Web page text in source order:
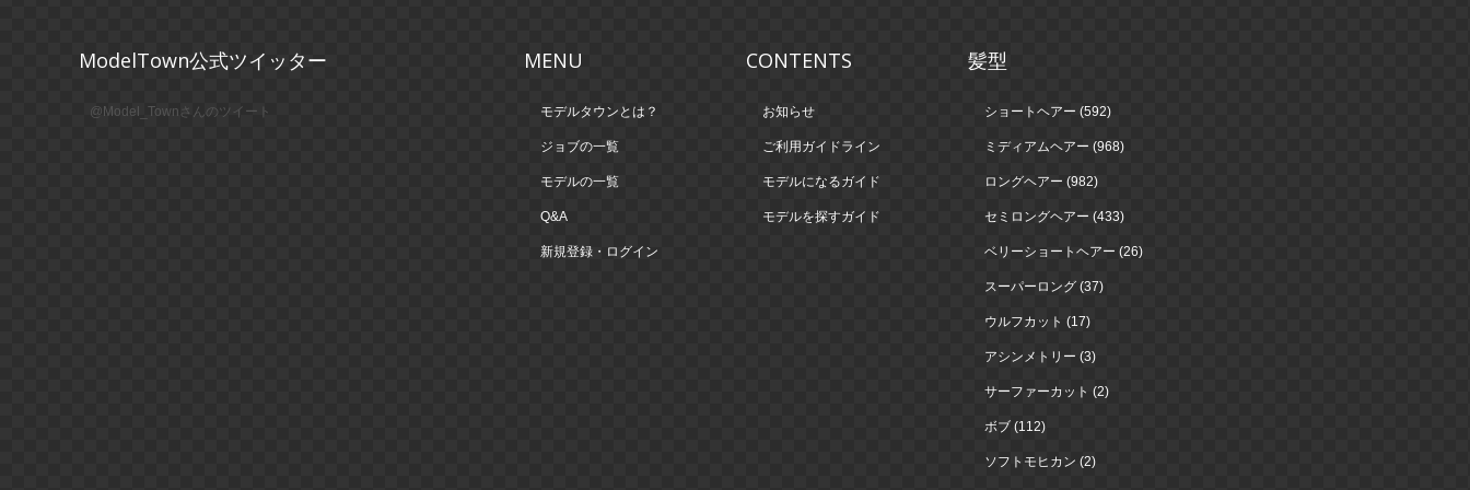
ModelTown公式ツイッター
@Model_Townさんのツイート
MENU
モデルタウンとは？
ジョブの一覧
モデルの一覧
Q&A
新規登録・ログイン
CONTENTS
お知らせ
ご利用ガイドライン
モデルになるガイド
モデルを探すガイド
髪型
ショートヘアー (592)
ミディアムヘアー (968)
ロングヘアー (982)
セミロングヘアー (433)
ベリーショートヘアー (26)
スーパーロング (37)
ウルフカット (17)
アシンメトリー (3)
サーファーカット (2)
ボブ (112)
ソフトモヒカン (2)